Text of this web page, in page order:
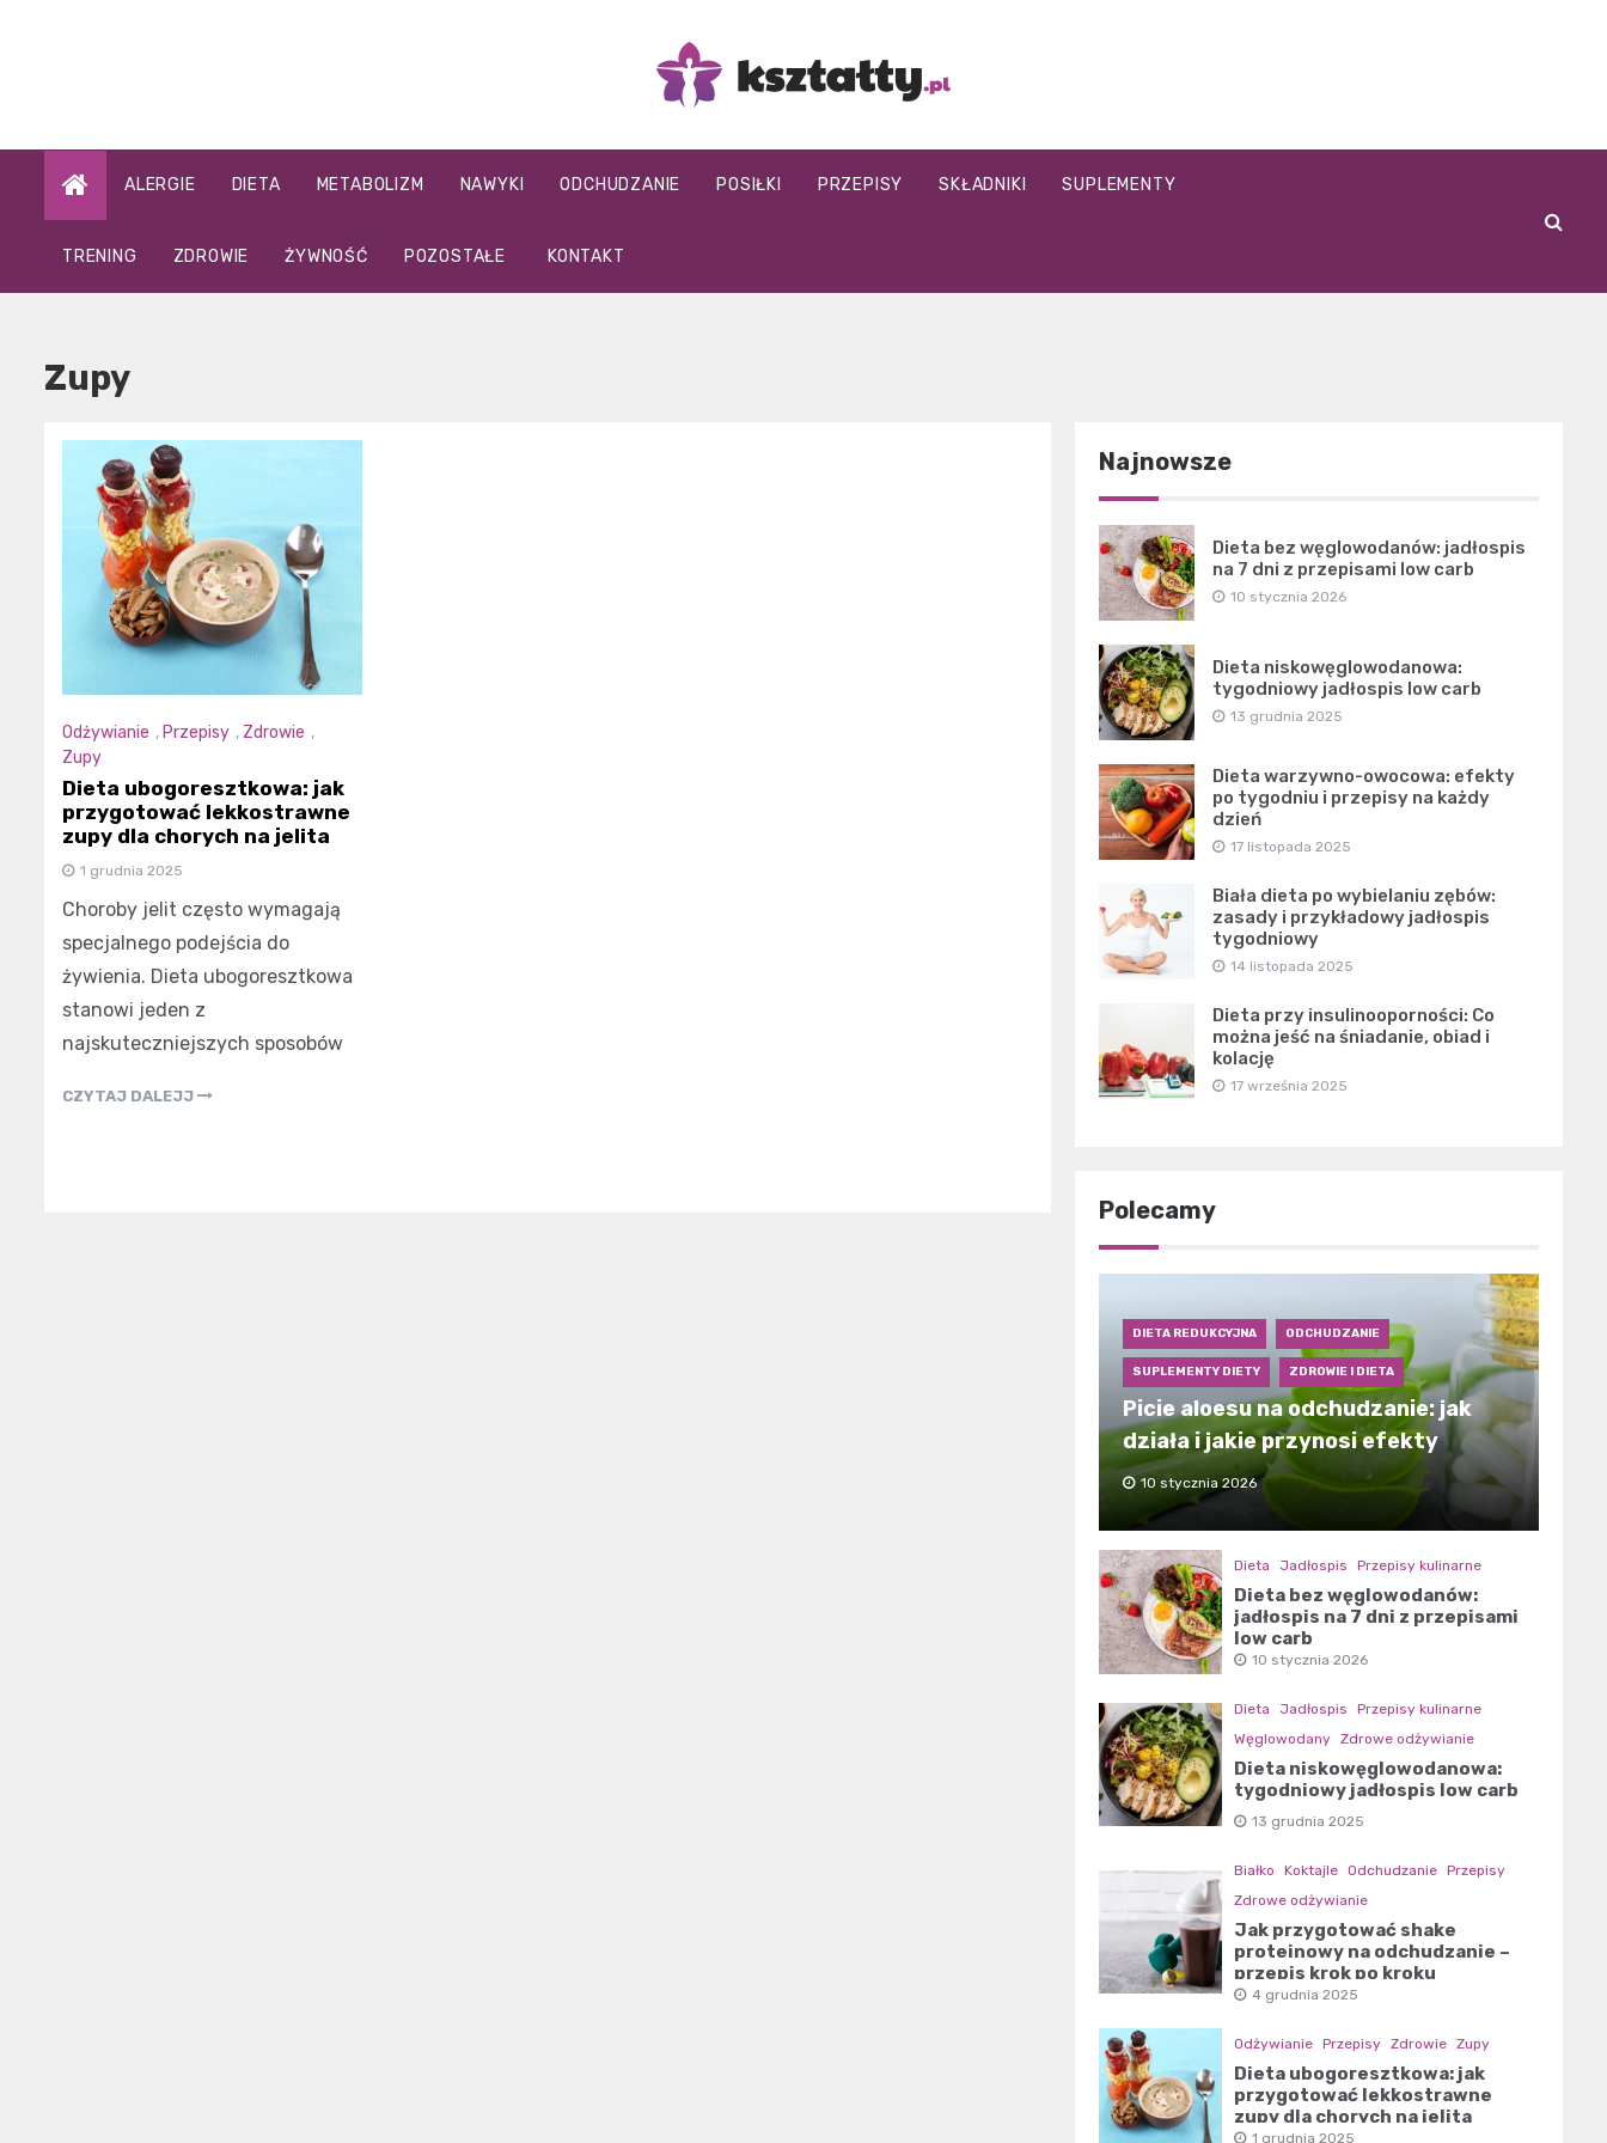
Kształty
ALERGIE DIETA METABOLIZM NAWYKI ODCHUDZANIE POSIŁKI PRZEPISY SKŁADNIKI SUPLEMENTY
TRENING ZDROWIE ŻYWNOŚĆ POZOSTAŁE KONTAKT
Zupy
Odżywianie , Przepisy , Zdrowie ,
Zupy
Dieta ubogoresztkowa: jak
przygotować lekkostrawne
zupy dla chorych na jelita
1 grudnia 2025
Choroby jelit często wymagają
specjalnego podejścia do
żywienia. Dieta ubogoresztkowa
stanowi jeden z
najskuteczniejszych sposobów
CZYTAJ DALEJJ
Najnowsze
Dieta bez węglowodanów: jadłospis
na 7 dni z przepisami low carb
10 stycznia 2026
Dieta niskowęglowodanowa:
tygodniowy jadłospis low carb
13 grudnia 2025
Dieta warzywno-owocowa: efekty
po tygodniu i przepisy na każdy
dzień
17 listopada 2025
Biała dieta po wybielaniu zębów:
zasady i przykładowy jadłospis
tygodniowy
14 listopada 2025
Dieta przy insulinooporności: Co
można jeść na śniadanie, obiad i
kolację
17 września 2025
Polecamy
DIETA REDUKCYJNA ODCHUDZANIE
SUPLEMENTY DIETY ZDROWIE I DIETA
Picie aloesu na odchudzanie: jak
działa i jakie przynosi efekty
10 stycznia 2026
Dieta Jadłospis Przepisy kulinarne
Dieta bez węglowodanów:
jadłospis na 7 dni z przepisami
low carb
10 stycznia 2026
Dieta Jadłospis
Przepisy kulinarne
Węglowodany Zdrowe odżywianie
Dieta niskowęglowodanowa:
tygodniowy jadłospis low carb
13 grudnia 2025
Białko Koktajle Odchudzanie Przepisy
Zdrowe odżywianie
Jak przygotować shake
proteinowy na odchudzanie –
przepis krok po kroku
4 grudnia 2025
Odżywianie Przepisy Zdrowie Zupy
Dieta ubogoresztkowa: jak
przygotować lekkostrawne
zupy dla chorych na jelita
1 grudnia 2025